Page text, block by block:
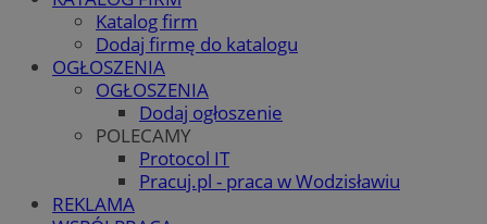
Katalog firm
Dodaj firmę do katalogu
OGŁOSZENIA
OGŁOSZENIA
Dodaj ogłoszenie
POLECAMY
Protocol IT
Pracuj.pl - praca w Wodzisławiu
REKLAMA